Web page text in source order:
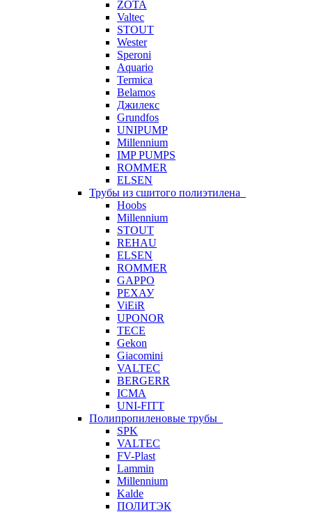
ZOTA
Valtec
STOUT
Wester
Speroni
Aquario
Termica
Belamos
Джилекс
Grundfos
UNIPUMP
Millennium
IMP PUMPS
ROMMER
ELSEN
Трубы из сшитого полиэтилена
Hoobs
Millennium
STOUT
REHAU
ELSEN
ROMMER
GAPPO
РЕХАУ
ViEiR
UPONOR
TECE
Gekon
Giacomini
VALTEC
BERGERR
ICMA
UNI-FITT
Полипропиленовые трубы
SPK
VALTEC
FV-Plast
Lammin
Millennium
Kalde
ПОЛИТЭК